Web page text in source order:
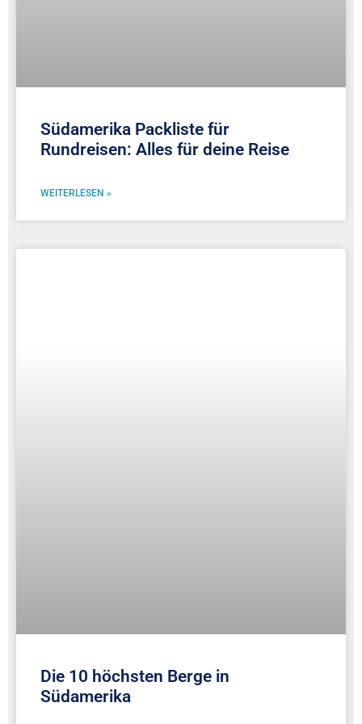
Südamerika Packliste für
Rundreisen: Alles für deine Reise
WEITERLESEN »
Die 10 höchsten Berge in
Südamerika